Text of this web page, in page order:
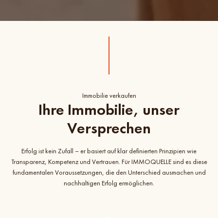
Immobilie verkaufen
Ihre Immobilie, unser
Versprechen
Erfolg ist kein Zufall – er basiert auf klar definierten Prinzipien wie
Transparenz, Kompetenz und Vertrauen. Für IMMOQUELLE sind es diese
fundamentalen Voraussetzungen, die den Unterschied ausmachen und
nachhaltigen Erfolg ermöglichen.